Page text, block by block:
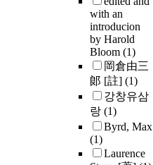
with an
introducion
by Harold
Bloom (1)
岡倉由三
郞 [註] (1)
강창유삼
랑 (1)
Byrd, Max
(1)
Laurence